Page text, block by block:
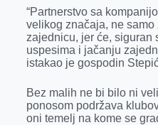
“Partnerstvo sa
velikog značaja, ne
zajednicu, jer će, siguran
uspesima i jačanju
istakao je gospodin
Bez malih ne bi bilo ni
ponosom podržava
oni temelj na kome se